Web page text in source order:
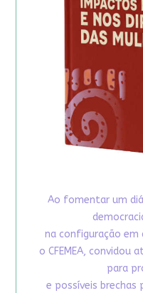
Ao fomentar um
na configuração
o CFEMEA, convidou
para
e possíveis